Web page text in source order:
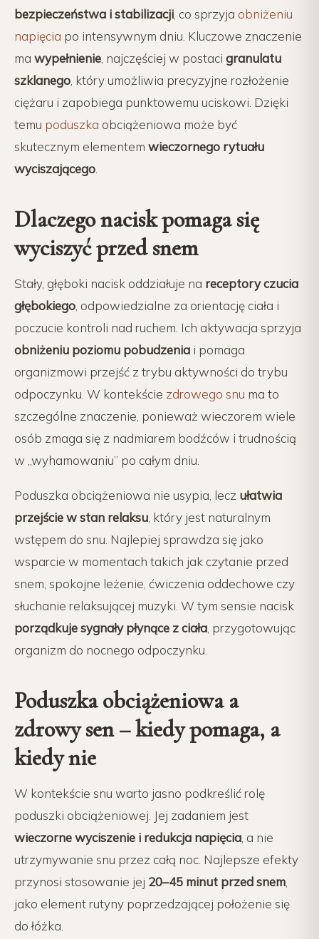
bezpieczeństwa i stabilizacji , co sprzyja obniżeniu
napięcia po intensywnym dniu. Kluczowe znaczenie
ma wypełnienie , najczęściej w postaci granulatu
szklanego , który umożliwia precyzyjne rozłożenie
ciężaru i zapobiega punktowemu uciskowi. Dzięki
temu poduszka obciążeniowa może być
skutecznym elementem wieczornego rytuału
wyciszającego
Dlaczego nacisk pomaga się
wyciszyć przed snem
Stały, głęboki nacisk oddziałuje na receptory czucia
głębokiego , odpowiedzialne za orientację ciała i
poczucie kontroli nad ruchem. Ich aktywacja sprzyja
obniżeniu poziomu pobudzenia i pomaga
organizmowi przejść z trybu aktywności do trybu
odpoczynku. W kontekście zdrowego snu ma to
szczególne znaczenie, ponieważ wieczorem wiele
osób zmaga się z nadmiarem bodźców i trudnością
w „wyhamowaniu” po całym dniu.
Poduszka obciążeniowa nie usypia, lecz ułatwia
przejście w stan relaksu , który jest naturalnym
wstępem do snu. Najlepiej sprawdza się jako
wsparcie w momentach takich jak czytanie przed
snem, spokojne leżenie, ćwiczenia oddechowe czy
słuchanie relaksującej muzyki. W tym sensie nacisk
porządkuje sygnały płynące z ciała , przygotowując
organizm do nocnego odpoczynku.
Poduszka obciążeniowa a
zdrowy sen – kiedy pomaga, a
kiedy nie
W kontekście snu warto jasno podkreślić rolę
poduszki obciążeniowej. Jej zadaniem jest
wieczorne wyciszenie i redukcja napięcia , a nie
utrzymywanie snu przez całą noc. Najlepsze efekty
przynosi stosowanie jej 20–45 minut przed snem
jako element rutyny poprzedzającej położenie się
do łóżka.